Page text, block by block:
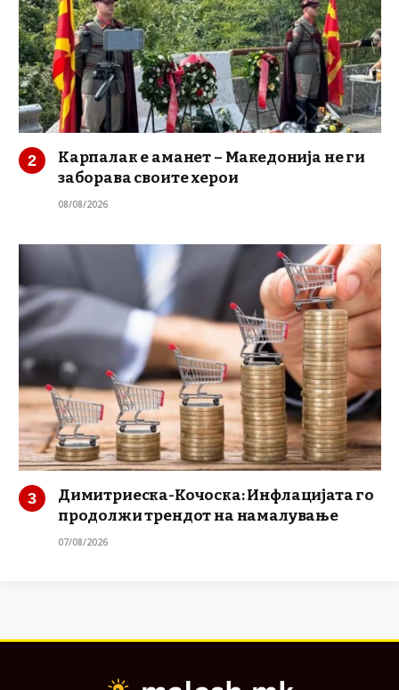
Карпалак е аманет – Македонија не ги
заборава своите херои
08/08/2026
Димитриеска-Кочоска: Инфлацијата го
продолжи трендот на намалување
07/08/2026